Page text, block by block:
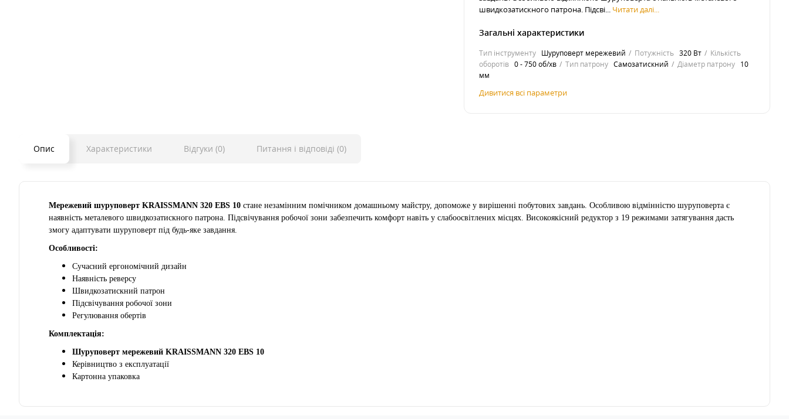
швидкозатискного патрона. Підсві... Читати далі...
Загальні характеристики
Тип інструменту Шуруповерт мережевий Потужність 320 Вт
Кількість
оборотів 0 - 750 об/хв Тип патрону Самозатискний Діаметр патрону 10
мм
Дивитися всі параметри
Опис Характеристики Відгуки (0) Питання і відповіді (0)
Мережевий шуруповерт KRAISSMANN 320 EBS 10 стане незамінним помічником домашньому майстру, допоможе у вирішенні побутових завдань. Особливою відмінністю шуруповерта є
наявність металевого швидкозатискного патрона. Підсвічування робочої зони забезпечить комфорт навіть у слабоосвітлених місцях. Високоякісний редуктор з 19 режимами затягування дасть
змогу адаптувати шуруповерт під будь-яке завдання.
Особливості:
Сучасний ергономічний дизайн
Наявність реверсу
Швидкозатискний патрон
Підсвічування робочої зони
Регулювання обертів
Комплектація:
Шуруповерт мережевий KRAISSMANN 320 EBS 10
Керівництво з експлуатації
Картонна упаковка